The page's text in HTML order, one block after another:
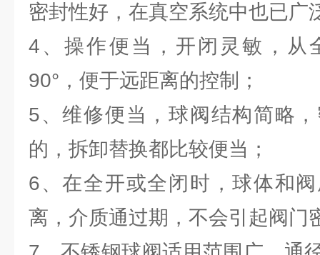
密封性好，在真空系统中也已广
4、操作便当，开闭灵敏，从
90°，便于远距离的控制；
5、维修便当，球阀结构简略
的，拆卸替换都比较便当；
6、在全开或全闭时，球体和
离，介质通过期，不会引起阀门